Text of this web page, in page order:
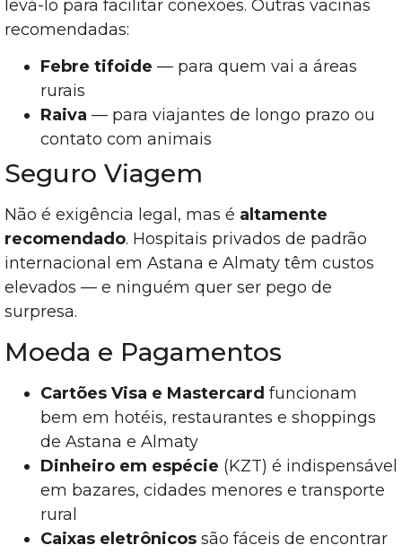
levá-lo para facilitar conexões. Outras vacinas
recomendadas:
Febre tifoide — para quem vai a áreas
rurais
Raiva — para viajantes de longo prazo ou
contato com animais
Seguro Viagem
Não é exigência legal, mas é altamente
recomendado. Hospitais privados de padrão
internacional em Astana e Almaty têm custos
elevados — e ninguém quer ser pego de
surpresa.
Moeda e Pagamentos
Cartões Visa e Mastercard funcionam
bem em hotéis, restaurantes e shoppings
de Astana e Almaty
Dinheiro em espécie (KZT) é indispensável
em bazares, cidades menores e transporte
rural
Caixas eletrônicos são fáceis de encontrar